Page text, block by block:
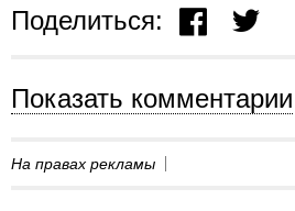
Поделиться:
Показать комментарии
На правах рекламы